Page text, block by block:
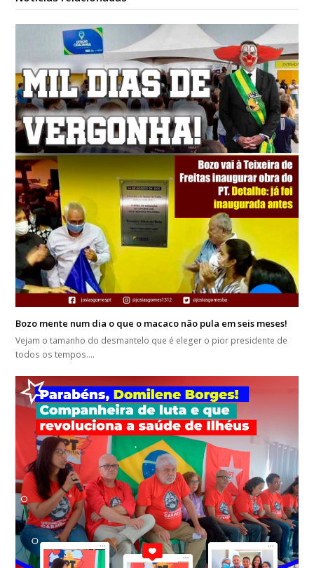
Bozo mente num dia o que o macaco não pula em seis meses!
Vejam o tamanho do desmantelo que é eleger o pior presidente de
todos os tempos.…